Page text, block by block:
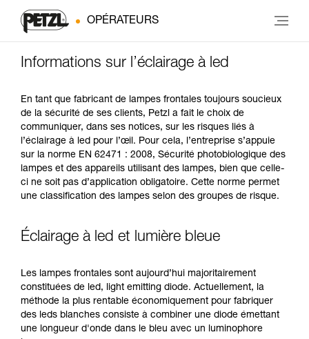
OPÉRATEURS
Informations sur l’éclairage à led
En tant que fabricant de lampes frontales toujours soucieux
de la sécurité de ses clients, Petzl a fait le choix de
communiquer, dans ses notices, sur les risques liés à
l’éclairage à led pour l’œil. Pour cela, l’entreprise s’appuie
sur la norme EN 62471 : 2008, Sécurité photobiologique des
lampes et des appareils utilisant des lampes, bien que celle-
ci ne soit pas d’application obligatoire. Cette norme permet
une classification des lampes selon des groupes de risque.
Éclairage à led et lumière bleue
Les lampes frontales sont aujourd’hui majoritairement
constituées de led, light emitting diode. Actuellement, la
méthode la plus rentable économiquement pour fabriquer
des leds blanches consiste à combiner une diode émettant
une longueur d'onde dans le bleu avec un luminophore